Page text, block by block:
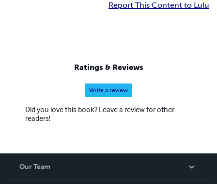
Report This Content to Lulu
Ratings & Reviews
Write a review
Did you love this book? Leave a review for other
readers!
Our Team